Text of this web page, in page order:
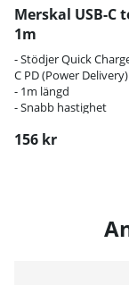
Merskal USB-C
1m
- Stödjer Quick
C PD (Power Delivery)
- 1m längd
- Snabb hastighet
156 kr